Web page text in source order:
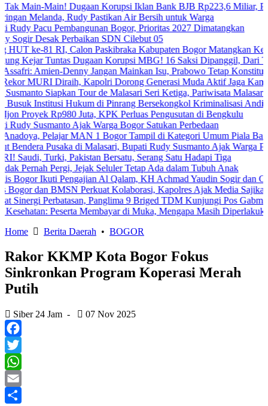
Main! Dugaan Korupsi Iklan Bank BJB Rp223,6 Miliar, Para
Rudy Pastikan Air Bersih untuk Warga
Pembangunan Bogor, Prioritas 2027 Dimatangkan
Perbaikan SDN Cilebut 05
81 RI, Calon Paskibraka Kabupaten Bogor Matangkan Kesiapan
Tuntas Dugaan Korupsi MBG! 16 Saksi Dipanggil, Dari Tenaga
Denny Jangan Mainkan Isu, Prabowo Tetap Konstitusional
Diraih, Kapolri Dorong Generasi Muda Aktif Jaga Kamtibmas
Siapkan Tour de Malasari Seri Ketiga, Pariwisata Malasari Digenjot
Hukum di Pinrang Bersekongkol Kriminalisasi Andi Edi Sandy
Rp980 Juta, KPK Perluas Pengusutan di Bengkulu
Ajak Warga Bogor Satukan Perbedaan
Pelajar MAN 1 Bogor Tampil di Kategori Umum Piala Bank Jakarta
Pusaka di Malasari, Bupati Rudy Susmanto Ajak Warga Perkuat
Turki, Pakistan Bersatu, Serang Satu Hadapi Tiga
Pergi, Jejak Seluler Tetap Ada dalam Tubuh Anak
Pengajian Al Qalam, KH Achmad Yaudin Sogir dan Gus Sholeh
BMSN Perkuat Kolaborasi, Kapolres Ajak Media Sajikan
Perbatasan, Panglima 9 Briged TDM Kunjungi Pos Gabma Temajuk
Peserta Membayar di Muka, Mengapa Masih Diperlakukan
Home
Berita Daerah • BOGOR
Rakor KKMP Kota Bogor Fokus
Sinkronkan Program Koperasi Merah
Putih
Siber 24 Jam - 07 Nov 2025
Facebook
Twitter
WhatsApp
Email